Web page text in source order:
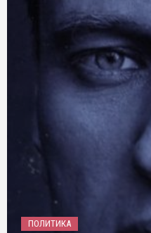
ПОЛИТИКА